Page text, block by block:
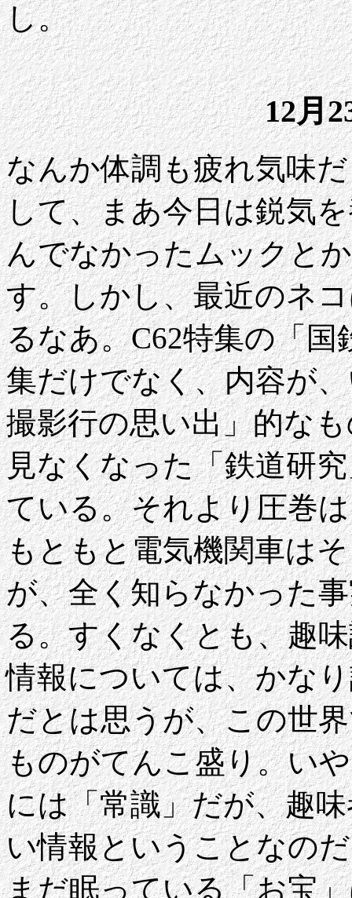
し。
12月
なんか体調も疲れ気味
して、まあ今日は鋭気
んでなかったムックと
す。しかし、最近のネ
るなあ。C62特集の「
集だけでなく、内容が
撮影行の思い出」的な
見なくなった「鉄道研
ている。それより圧巻
もともと電気機関車は
が、全く知らなかった
る。すくなくとも、趣
情報については、かな
だとは思うが、この世
ものがてんこ盛り。い
には「常識」だが、趣
い情報ということなの
まだ眠っている「お宝